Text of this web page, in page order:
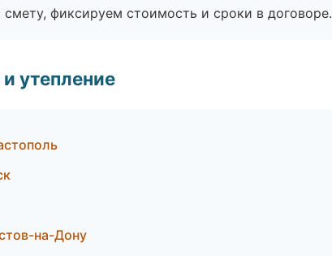
фиксируем стоимость и сроки в договоре.
утепление
на-Дону